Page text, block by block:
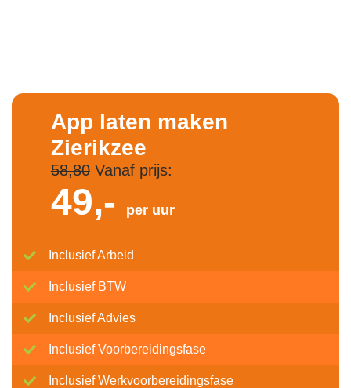
App laten maken
Zierikzee
58,80Vanaf prijs:
49,- per uur
Inclusief Arbeid
Inclusief BTW
Inclusief Advies
Inclusief Voorbereidingsfase
Inclusief Werkvoorbereidingsfase